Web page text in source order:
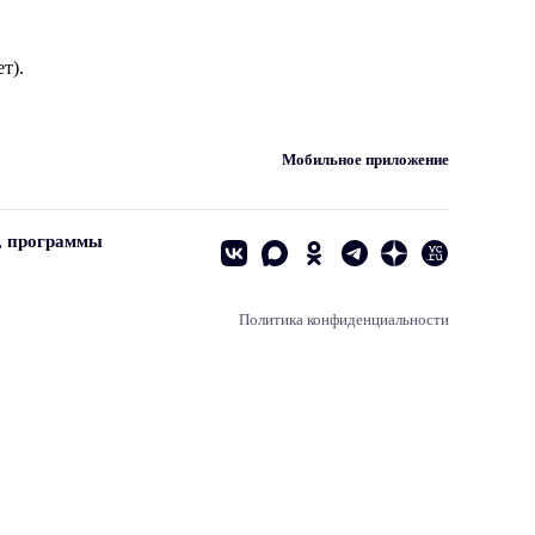
Мобильное приложение
программы
Политика конфиденциальности